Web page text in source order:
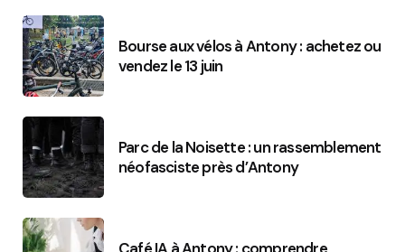
Bourse aux vélos à Antony : achetez ou
vendez le 13 juin
Parc de la Noisette : un rassemblement
néofasciste près d’Antony